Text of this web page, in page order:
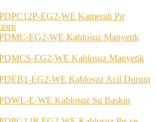
EG2-WE Kameralı Pır
EG2-WE Kablosuz Manyetik
EG2-WE Kablosuz Manyetik
EG2-WE Kablosuz Acil Durum
E-WE Kablosuz Su Baskın